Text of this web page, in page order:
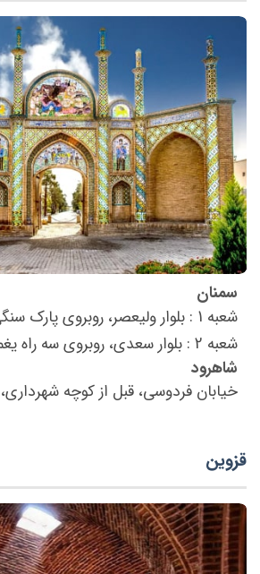
سمنان
شعبه 1 : بلوار ولیعصر، روبروی پارک سنگی، جنب شهر کتاب
شعبه 2 : بلوار سعدی، روبروی سه راه یغما
شاهرود
خیابان فردوسی، قبل از کوچه شهرداری،
قزوین